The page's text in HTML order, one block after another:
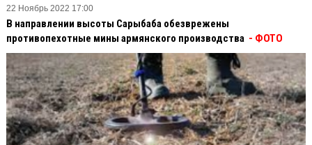
22 Ноябрь 2022 17:00
В направлении высоты Сарыбаба обезврежены
противопехотные мины армянского производства - ФОТО